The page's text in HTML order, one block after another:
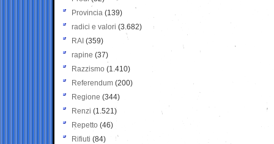
Provincia (139)
radici e valori (3.682)
RAI (359)
rapine (37)
Razzismo (1.410)
Referendum (200)
Regione (344)
Renzi (1.521)
Repetto (46)
Rifiuti (84)